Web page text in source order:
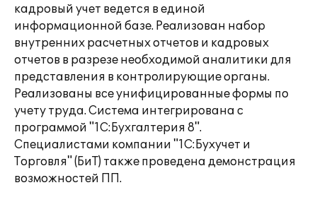
кадровый учет ведется в единой
информационной базе. Реализован набор
внутренних расчетных отчетов и кадровых
отчетов в разрезе необходимой аналитики для
представления в контролирующие органы.
Реализованы все унифицированные формы по
учету труда. Система интегрирована с
программой "1С:Бухгалтерия 8".
Специалистами компании "1С:Бухучет и
Торговля" (БиТ) также проведена демонстрация
возможностей ПП.